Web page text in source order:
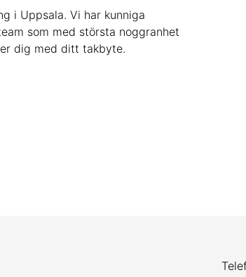
i Uppsala. Vi har kunniga
som med största noggranhet
dig med ditt takbyte.